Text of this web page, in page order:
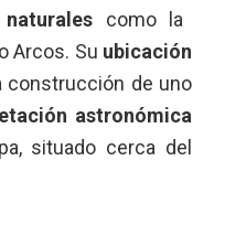
como la
Arcos. Su ubicación
construcción de uno
astronómica
situado cerca del